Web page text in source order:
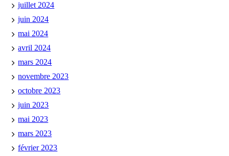
juillet 2024
juin 2024
mai 2024
avril 2024
mars 2024
novembre 2023
octobre 2023
juin 2023
mai 2023
mars 2023
février 2023